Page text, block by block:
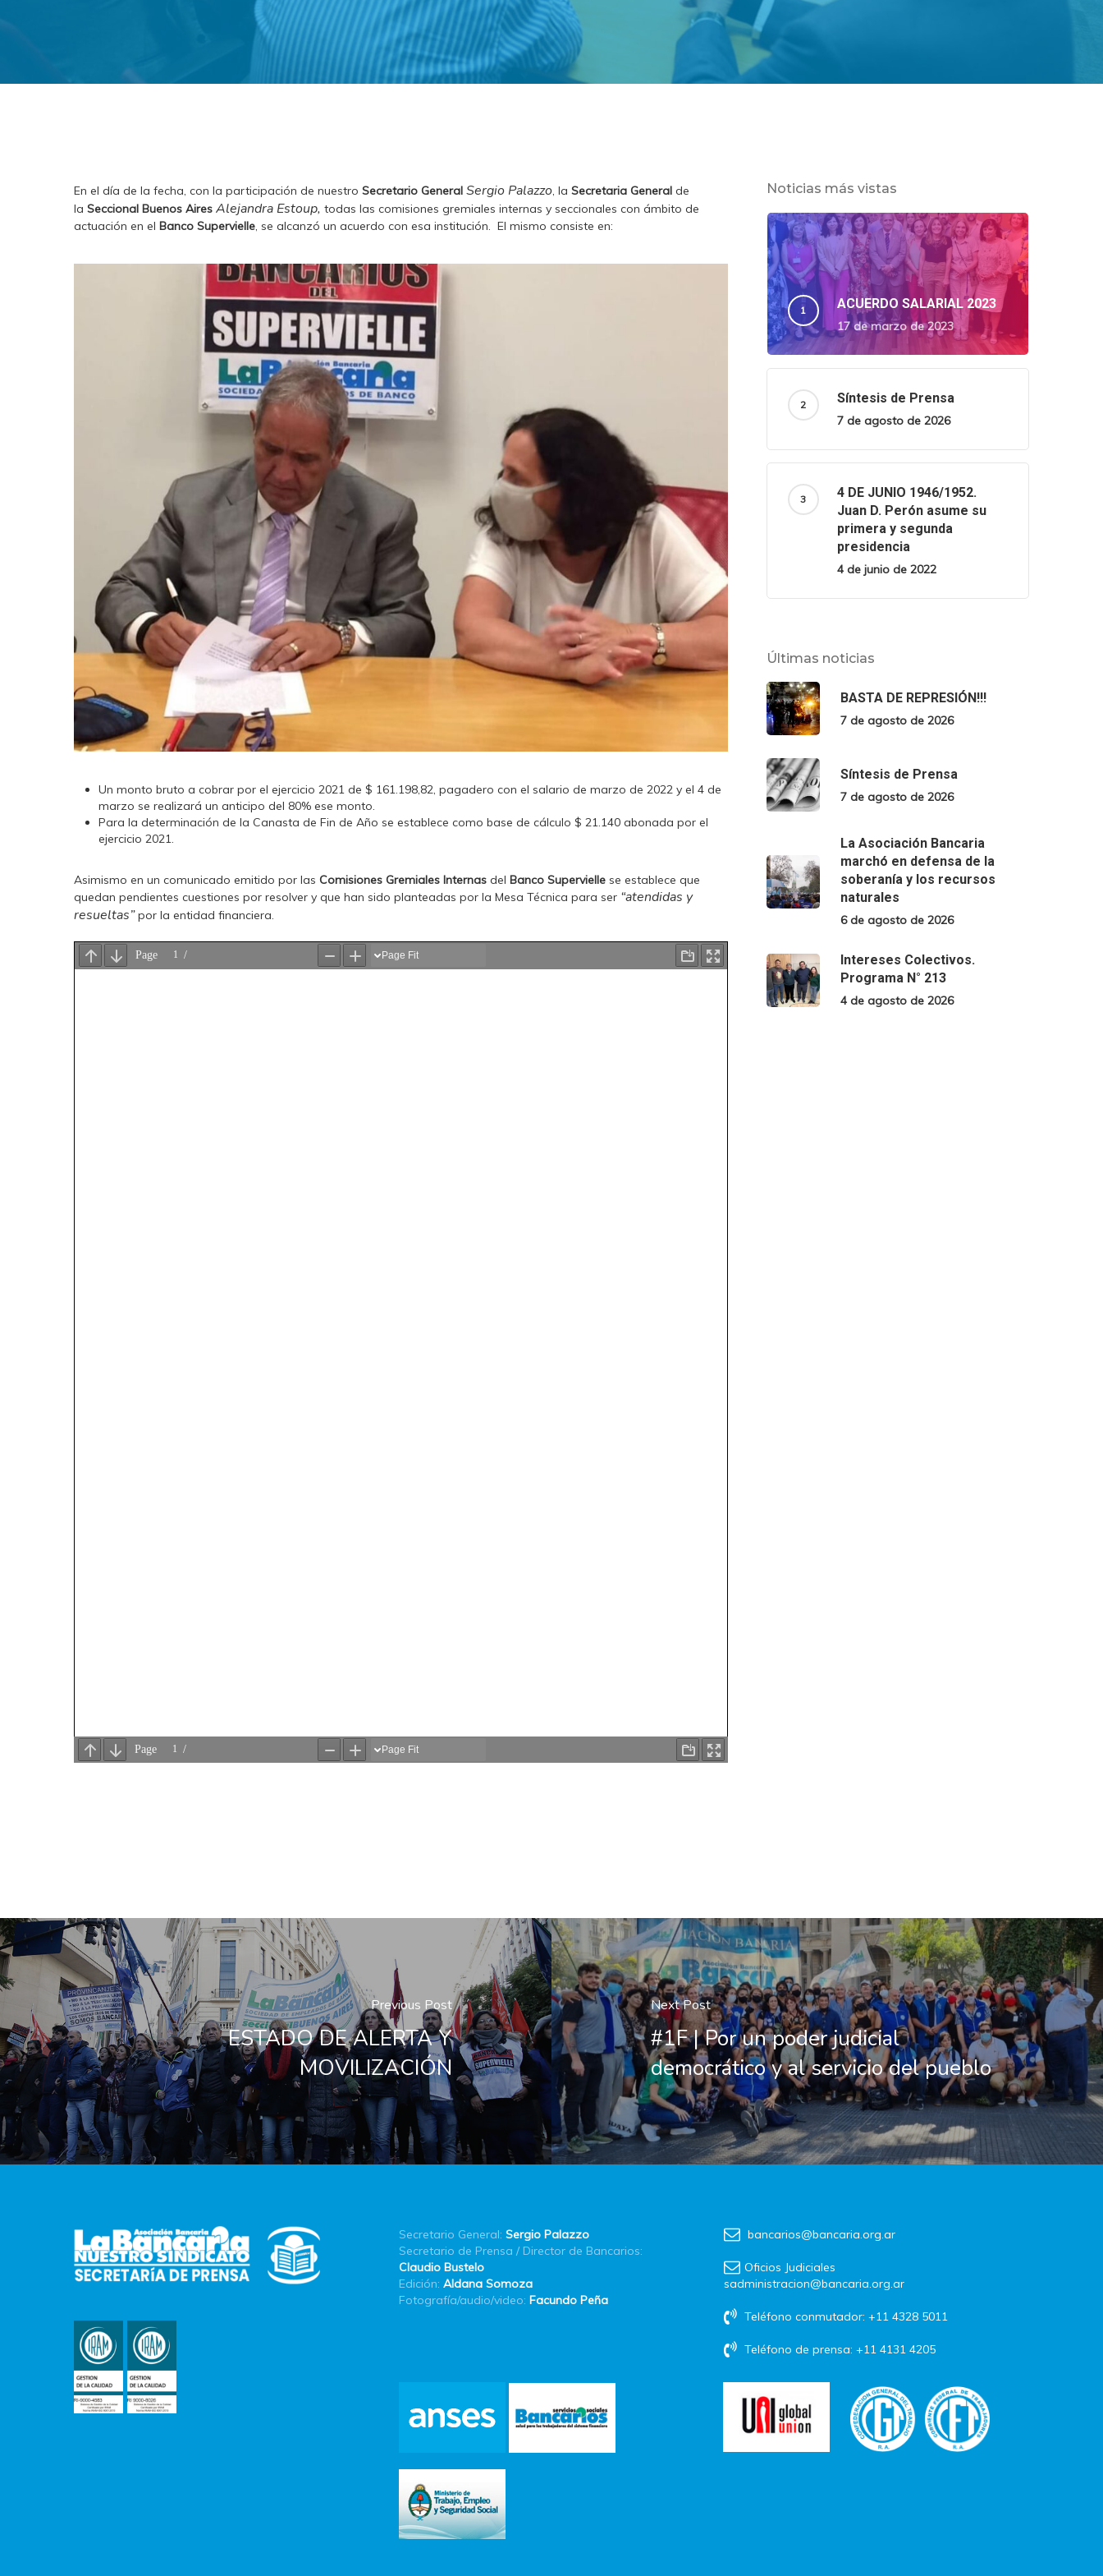
En el día de la fecha, con la participación de nuestro Secretario General Sergio Palazzo, la Secretaria General de
la Seccional Buenos Aires Alejandra Estoup, todas las comisiones gremiales internas y seccionales con ámbito de
actuación en el Banco Supervielle, se alcanzó un acuerdo con esa institución. El mismo consiste en:
Un monto bruto a cobrar por el ejercicio 2021 de $ 161.198,82, pagadero con el salario de marzo de 2022 y el 4 de
marzo se realizará un anticipo del 80% ese monto.
Para la determinación de la Canasta de Fin de Año se establece como base de cálculo $ 21.140 abonada por el
ejercicio 2021.
Asimismo en un comunicado emitido por las Comisiones Gremiales Internas del Banco Supervielle se establece que
quedan pendientes cuestiones por resolver y que han sido planteadas por la Mesa Técnica para ser “atendidas y
resueltas”por la entidad financiera.
Noticias más vistas
ACUERDO SALARIAL 2023
17 de marzo de 2023
Síntesis de Prensa
7 de agosto de 2026
4 DE JUNIO 1946/1952.
Juan D. Perón asume su
primera y segunda
presidencia
4 de junio de 2022
Últimas noticias
BASTA DE REPRESIÓN!!!
7 de agosto de 2026
Síntesis de Prensa
7 de agosto de 2026
La Asociación Bancaria
marchó en defensa de la
soberanía y los recursos
naturales
6 de agosto de 2026
Intereses Colectivos.
Programa N° 213
4 de agosto de 2026
Previous Post
ESTADO DE ALERTA Y
MOVILIZACIÓN
Next Post
#1F | Por un poder judicial
democrático y al servicio del pueblo
Secretario General: Sergio Palazzo
Secretario de Prensa / Director de Bancarios:
Claudio Bustelo
Edición: Aldana Somoza
Fotografía/audio/video: Facundo Peña
bancarios@bancaria.org.ar
Oficios Judiciales
sadministracion@bancaria.org.ar
Teléfono conmutador: +11 4328 5011
Teléfono de prensa: +11 4131 4205